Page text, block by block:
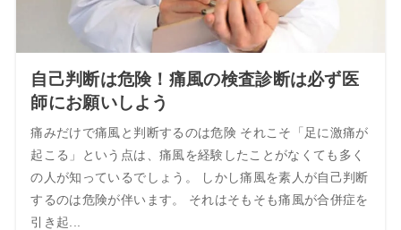
自己判断は危険！痛風の検査診断は必ず医
師にお願いしよう
痛みだけで痛風と判断するのは危険 それこそ「足に激痛が
起こる」という点は、痛風を経験したことがなくても多く
の人が知っているでしょう。 しかし痛風を素人が自己判断
するのは危険が伴います。 それはそもそも痛風が合併症を
引き起...